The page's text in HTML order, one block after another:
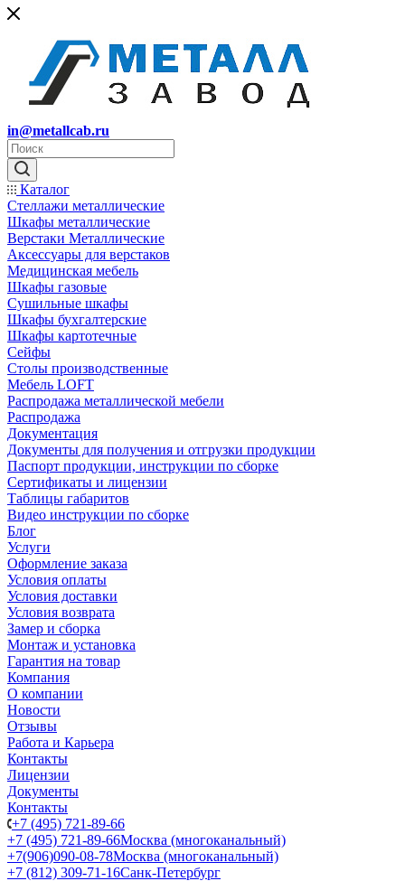
in@metallcab.ru
Каталог
Стеллажи металлические
Шкафы металлические
Верстаки Металлические
Аксессуары для верстаков
Медицинская мебель
Шкафы газовые
Сушильные шкафы
Шкафы бухгалтерские
Шкафы картотечные
Сейфы
Столы производственные
Мебель LOFT
Распродажа металлической мебели
Распродажа
Документация
Документы для получения и отгрузки продукции
Паспорт продукции, инструкции по сборке
Сертификаты и лицензии
Таблицы габаритов
Видео инструкции по сборке
Блог
Услуги
Оформление заказа
Условия оплаты
Условия доставки
Условия возврата
Замер и сборка
Монтаж и установка
Гарантия на товар
Компания
О компании
Новости
Отзывы
Работа и Карьера
Контакты
Лицензии
Документы
Контакты
+7 (495) 721-89-66
+7 (495) 721-89-66Москва (многоканальный)
+7(906)090-08-78Москва (многоканальный)
+7 (812) 309-71-16Санк-Петербург